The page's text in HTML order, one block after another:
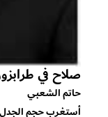
صلاح في
حاتم الشعبي
أستغرب حجم الجدل